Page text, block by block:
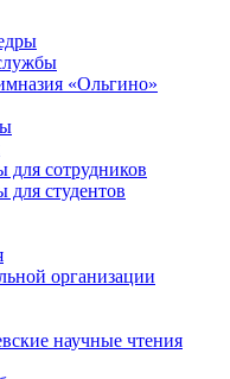
«Ольгино»
сотрудников
студентов
организации
научные чтения